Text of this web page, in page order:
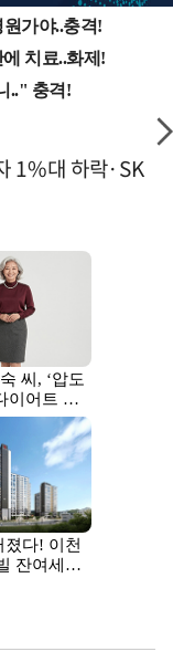
1%대 하락·SK